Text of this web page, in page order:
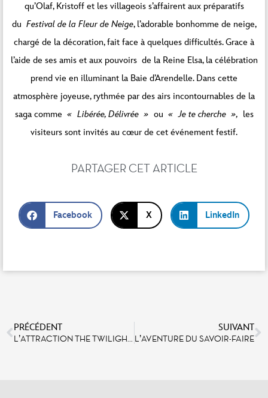
qu’Olaf, Kristoff et les villageois s’affairent aux préparatifs
du Festival de la Fleur de Neige, l’adorable bonhomme de neige,
chargé de la décoration, fait face à quelques difficultés. Grace à
l’aide de ses amis et aux pouvoirs de la Reine Elsa, la célébration
prend vie en illuminant la Baie d’Arendelle. Dans cette
atmosphère joyeuse, rythmée par des airs incontournables de la
saga comme « Libérée, Délivrée » ou « Je te cherche », les
visiteurs sont invités au cœur de cet événement festif.
PARTAGER CET ARTICLE
Facebook X LinkedIn
PRÉCÉDENT
L’ATTRACTION THE TWILIGHT ZONE TOWER OF TERROR™ SE DOTE D’UNE NOUVELLE FILE D’ATTENTE COUVERTE
SUIVANT
L’AVENTURE DU SAVOIR-FAIRE